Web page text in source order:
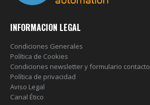
INFORMACION LEGAL
Condiciones Generales
Política de Cookies
Condiciones newsletter y formulario contacto
Política de privacidad
Aviso Legal
Canal Ético